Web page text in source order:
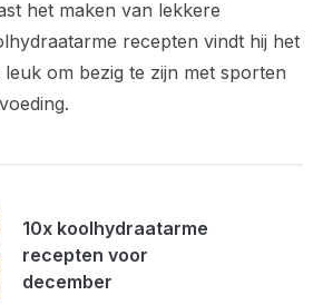
het maken van lekkere
recepten vindt hij het
leuk om bezig te zijn met sporten
10x koolhydraatarme
recepten voor
december